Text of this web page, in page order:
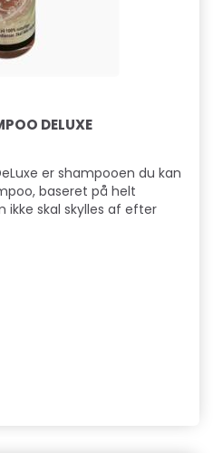
DELUXE
er shampooen du kan
baseret på helt
ikke skal skylles af efter